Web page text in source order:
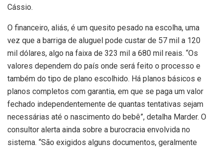
Cássio.
O financeiro, aliás, é um quesito pesado na escolha, uma
vez que a barriga de aluguel pode custar de 57 mil a 120
mil dólares, algo na faixa de 323 mil a 680 mil reais. “Os
valores dependem do país onde será feito o processo e
também do tipo de plano escolhido. Há planos básicos e
planos completos com garantia, em que se paga um valor
fechado independentemente de quantas tentativas sejam
necessárias até o nascimento do bebê”, detalha Marder. O
consultor alerta ainda sobre a burocracia envolvida no
sistema. “São exigidos alguns documentos, geralmente